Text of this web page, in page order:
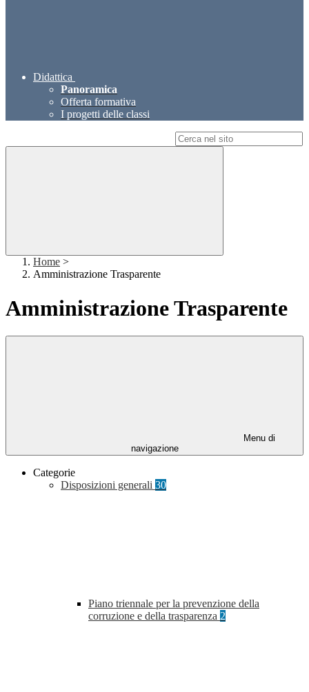
Didattica
Panoramica
Offerta formativa
I progetti delle classi
Home >
Amministrazione Trasparente
Amministrazione Trasparente
Menu di
navigazione
Categorie
Disposizioni generali 30
Piano triennale per la prevenzione della
corruzione e della trasparenza 2